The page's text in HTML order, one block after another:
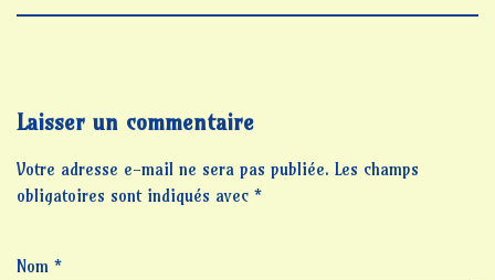
Laisser un commentaire
Votre adresse e-mail ne sera pas publiée. Les champs
obligatoires sont indiqués avec *
Nom *